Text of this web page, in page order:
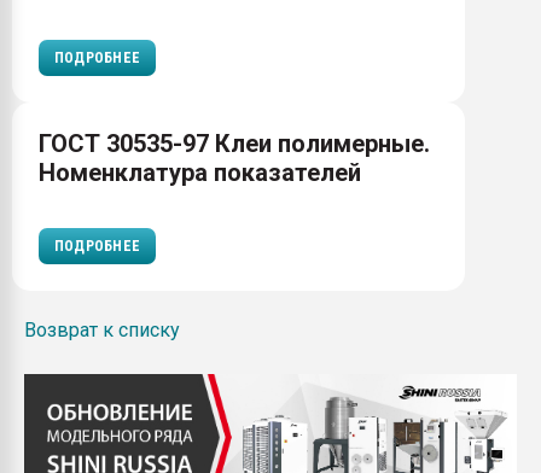
ПОДРОБНЕЕ
ГОСТ 30535-97 Клеи полимерные.
Номенклатура показателей
ПОДРОБНЕЕ
Возврат к списку